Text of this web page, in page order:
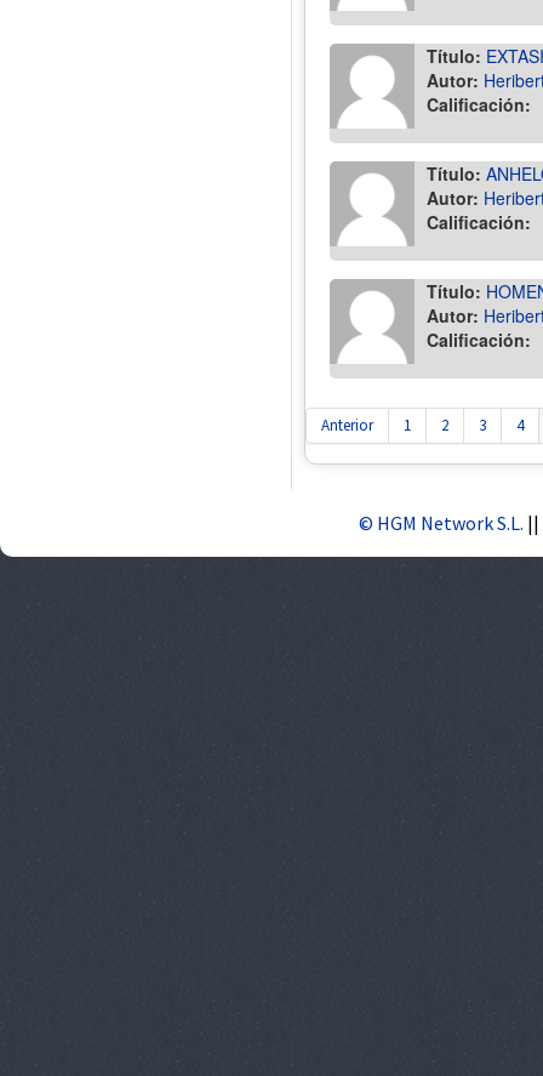
Título:
Autor:
Calificación:
Título:
Autor:
Calificación:
Título:
Autor:
Calificación:
Anterior 1 2 3 4
© HGM Network S.L. ||